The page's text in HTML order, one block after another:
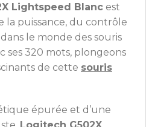
Lightspeed Blanc est
la puissance, du contrôle
le monde des souris
ses 320 mots, plongeons
de cette souris
épurée et d’une